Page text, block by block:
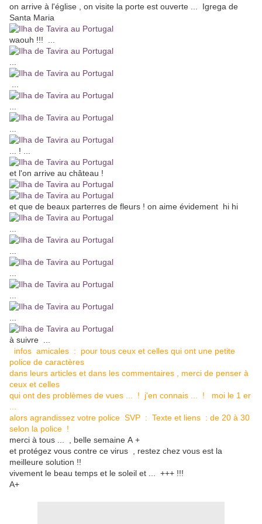
on arrive à l'église , on visite la porte est ouverte ... Igrega de
Santa Maria
waouh !!! ...
... ! ...
et l'on arrive au château !
et que de beaux parterres de fleurs ! on aime évidement hi hi
à suivre ...
infos amicales : pour tous ceux et celles qui ont une petite
police de caractères
dans leurs articles et dans les commentaires , merci de penser à
ceux et celles
qui ont des problèmes de vues ... ! j'en connais ... ! moi le 1 er
alors agrandissez votre police SVP : Texte et liens : de 20 à 30
selon la police !
merci à tous ... , belle semaine A +
et protégez vous contre ce virus , restez chez vous est la
meilleure solution !!
vivement le beau temps et le soleil et ... +++ !!!
A+